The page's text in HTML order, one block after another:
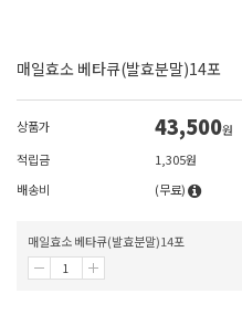
매일효소 베타큐(발효분말)14포
상품가 43,500원
적립금
1,305원
배송비
(무료)
매일효소 베타큐(발효분말)14포